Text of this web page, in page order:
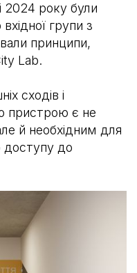
2024 року були
групи з
принципи,
Lab.
сходів і
пристрою є не
й необхідним для
доступу до